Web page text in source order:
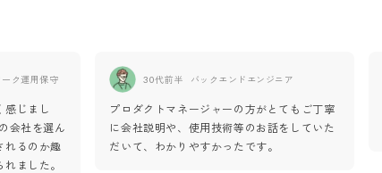
ク運用保守
感じまし
会社を選ん
れるのか趣
ました。
30代前半 バックエンドエンジニア
プロダクトマネージャーの方がとてもご丁寧
に会社説明や、使用技術等のお話をしていた
だいて、わかりやすかったです。